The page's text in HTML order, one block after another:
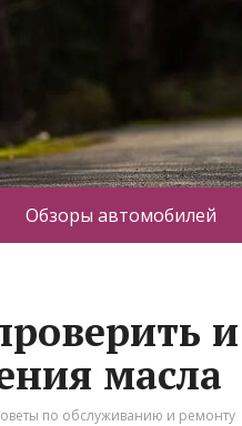
Обзоры автомобилей
масла
по обслуживанию и ремонту